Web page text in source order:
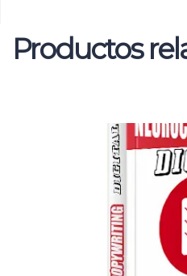
Productos